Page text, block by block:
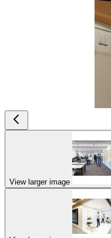
View larger image